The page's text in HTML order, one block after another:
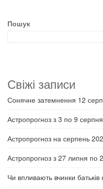
Пошук
Свіжі записи
Сонячне затемнення 12
Астропрогноз з 3 по 9 серпня
Астропрогноз на серпень
Астропрогноз з 27 липня по
Чи впливають вчинки